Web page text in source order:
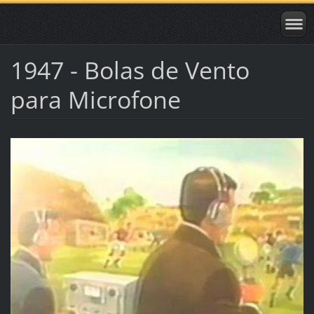
1947 - Bolas de Vento
para Microfone